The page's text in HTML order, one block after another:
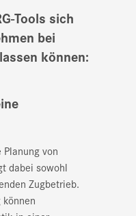
Tools sich
bei
können:
von
dabei sowohl
Zugbetrieb.